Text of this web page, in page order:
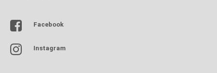
Facebook
Instagram